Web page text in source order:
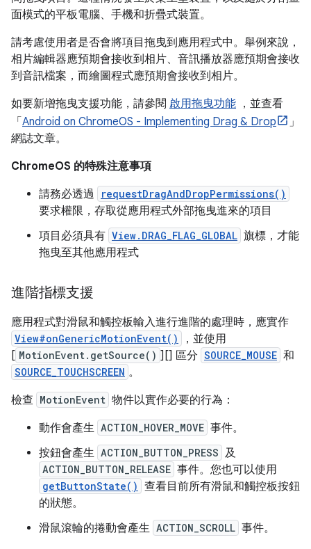
面模式的平板電腦、手機和折疊式裝置。
請考慮使用者是否會將項目拖曳到應用程式中。舉例來說，
相片編輯器應預期會接收到相片、音訊播放器應預期會接收
到音訊檔案，而繪圖程式應預期會接收到相片。
如要新增拖曳支援功能，請參閱 啟用拖曳功能 ，並查看
「 Android on ChromeOS - Implementing Drag & Drop
」
網誌文章。
ChromeOS 的特殊注意事項
請務必透過
requestDragAndDropPermissions()
要求權限，存取從應用程式外部拖曳進來的項目
項目必須具有 View.DRAG_FLAG_GLOBAL 旗標，才能
拖曳至其他應用程式
進階指標支援
應用程式對滑鼠和觸控板輸入進行進階的處理時，應實作
View#onGenericMotionEvent()
，並使用
[ MotionEvent.getSource() ][] 區分 SOURCE_MOUSE 和
SOURCE_TOUCHSCREEN 。
檢查 MotionEvent 物件以實作必要的行為：
動作會產生 ACTION_HOVER_MOVE 事件。
按鈕會產生 ACTION_BUTTON_PRESS 及
ACTION_BUTTON_RELEASE 事件。您也可以使用
getButtonState() 查看目前所有滑鼠和觸控板按鈕
的狀態。
滑鼠滾輪的捲動會產生 ACTION_SCROLL 事件。